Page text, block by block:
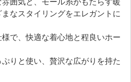
なスタイリングをエレガントに
で、快適な着心地と程良いホー
りと使い、贅沢な広がりを持た